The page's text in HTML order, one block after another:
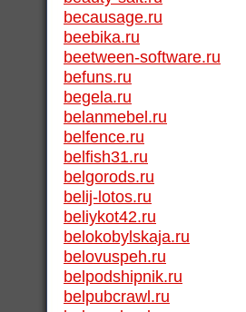
becausage.ru
beebika.ru
beetween-software.ru
befuns.ru
begela.ru
belanmebel.ru
belfence.ru
belfish31.ru
belgorods.ru
belij-lotos.ru
beliykot42.ru
belokobylskaja.ru
belovuspeh.ru
belpodshipnik.ru
belpubcrawl.ru